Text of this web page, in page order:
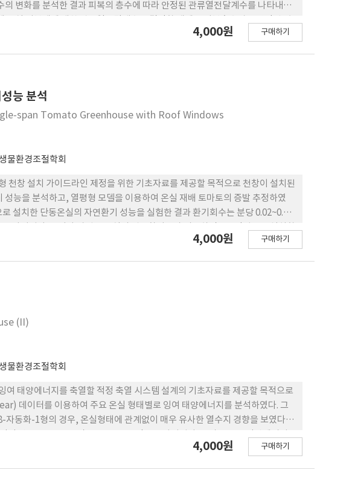
변화를 분석한 결과 피복의 층수에 따라 안정된 관류열전달계수를 나타내게
수를 채택하여야할 것이다. 온도차이에 따른 관류열전달계수의 변화 경향은
중피복온실에 비해 풍속에 따른 관류열 손실이 더 작다는 사실을 확인할 수 있
구자에 따라 값이 차이가 있었기 때문에 국내 온실의 정확한 난방부하량을 산
류열전달계수가 구해져야 할 것이다.
4,000원 구매하기
능 분석
span Tomato Greenhouse with Roof Windows
물환경조절학회
천창 설치 가이드라인 제정을 위한 기초자료를 제공할 목적으로 천창이 설치된
능을 분석하고, 열평형 모델을 이용하여 온실 재배 토마토의 증발 추정하였
설치한 단동온실의 자연환기 성능을 실험한 결과 환기회수는 분당 0.02~0.32
을 것으로 판단되며, 여름철 권장환기를 위해서는 2m 정도의 간격으로 설치한
가 어려웠다. 환기량과 풍속 및 실내외 온도차와의 관계를 비교 분석해 본 결
료를 온실의 환기설계를 위한 열평형모델에 적용하여 증발산계수를 추정해 본
계수는 0.6 정도를 사용하면 적당할 것으로 판단된다.
4,000원 구매하기
(II)
물환경조절학회
여 태양에너지를 축열할 적정 축열 시스템 설계의 기초자료를 제공할 목적으로
데이터를 이용하여 주요 온실 형태별로 잉여 태양에너지를 분석하였다. 그
동화-1형의 경우, 온실형태에 관계없이 매우 유사한 열수지 경향을 보였다.
정도 보충할 수 있을 것으로 나타났다. 07-단동-1형과 07-단동-3형의 경우도
제외하면 나머지 지역은 잉여 태양에너지만으로도 난방에너지를 충당할 수 있
4,000원 구매하기